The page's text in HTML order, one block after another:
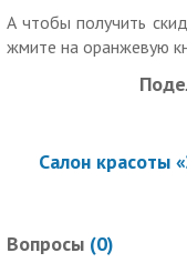
А чтобы получить
жмите на оранжевую
Салон красоты
Вопросы (0)